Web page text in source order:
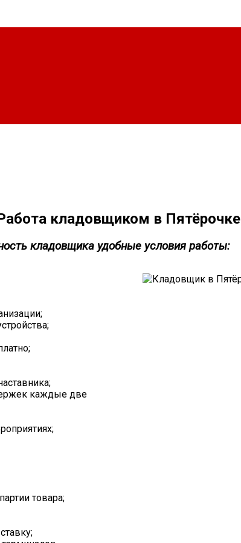
кладовщиком в Пятёрочке
кладовщика удобные условия работы:
каждые две
товара;